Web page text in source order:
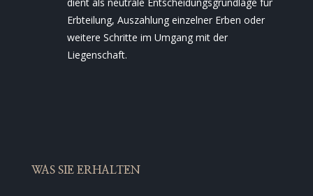
Erbteilung, Auszahlung einzelner Erben oder
weitere Schritte im Umgang mit der
Liegenschaft.
WAS SIE ERHALTEN